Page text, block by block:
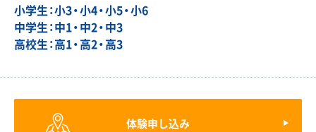
小学生：小3・小4・小5・小6
中学生：中1・中2・中3
高校生：高1・高2・高3
体験申し込み